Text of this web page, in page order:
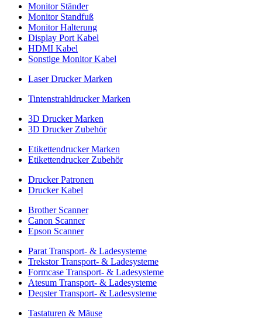
Monitor Ständer
Monitor Standfuß
Monitor Halterung
Display Port Kabel
HDMI Kabel
Sonstige Monitor Kabel
Laser Drucker Marken
Tintenstrahldrucker Marken
3D Drucker Marken
3D Drucker Zubehör
Etikettendrucker Marken
Etikettendrucker Zubehör
Drucker Patronen
Drucker Kabel
Brother Scanner
Canon Scanner
Epson Scanner
Parat Transport- & Ladesysteme
Trekstor Transport- & Ladesysteme
Formcase Transport- & Ladesysteme
Atesum Transport- & Ladesysteme
Deqster Transport- & Ladesysteme
Tastaturen & Mäuse